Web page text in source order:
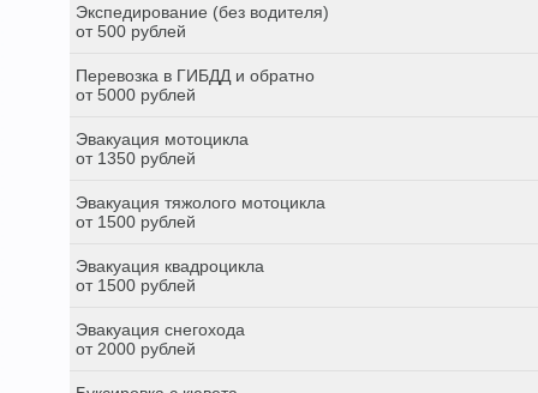
Экспедирование (без водителя)
от 500 рублей
Перевозка в ГИБДД и обратно
от 5000 рублей
Эвакуация мотоцикла
от 1350 рублей
Эвакуация тяжолого мотоцикла
от 1500 рублей
Эвакуация квадроцикла
от 1500 рублей
Эвакуация снегохода
от 2000 рублей